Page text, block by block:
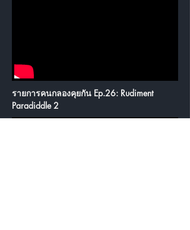
รายการคนกลองคุยกัน Ep.26: Rudiment
Paradiddle 2